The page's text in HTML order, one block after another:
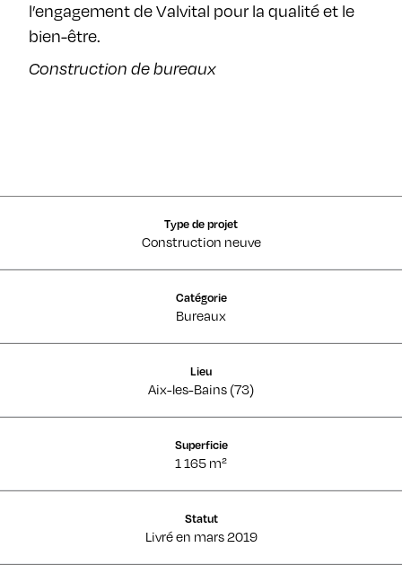
l’engagement de Valvital pour la qualité et le
bien-être.
Construction de bureaux
Type de projet
Construction neuve
Catégorie
Bureaux
Lieu
Aix-les-Bains (73)
Superficie
1 165 m²
Statut
Livré en mars 2019